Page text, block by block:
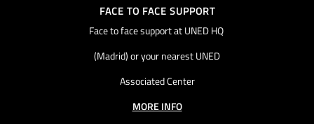
FACE TO FACE SUPPORT
Face to face support at UNED HQ
(Madrid) or your nearest UNED
Associated Center
MORE INFO